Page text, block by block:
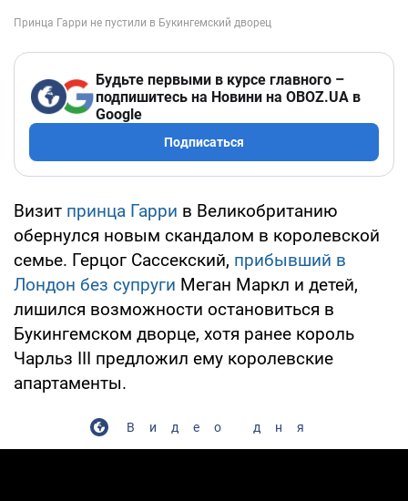
Будьте первыми в курсе главного –
подпишитесь на Новини на OBOZ.UA в
Google
Подписаться
Визит принца Гарри в Великобританию
обернулся новым скандалом в королевской
семье. Герцог Сассекский, прибывший в
Лондон без супруги Меган Маркл и детей,
лишился возможности остановиться в
Букингемском дворце, хотя ранее король
Чарльз III предложил ему королевские
апартаменты.
Видео дня